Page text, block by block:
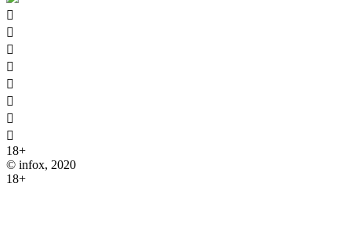








18+
© infox, 2020
18+